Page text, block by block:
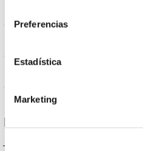
Preferencias
Estadística
Marketing
Logement et finition